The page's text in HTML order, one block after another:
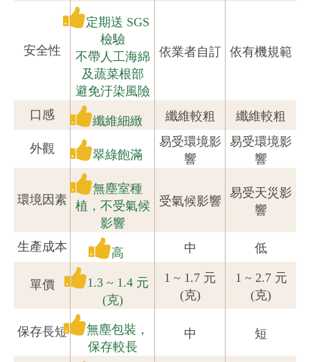
安全性
定期送 SGS
檢驗
不帶人工海綿
及蔬菜根部
避免汙染風險
依業者自訂 依有機規範
口感 纖維細緻 纖維較粗 纖維較粗
外觀 翠綠飽滿
易受環境影
響
易受環境影
響
環境因素
無塵室種
植，不受氣候
影響
受氣候影響
易受天災影
響
生產成本 高 中 低
單價
1.3 ~ 1.4 元
(克)
1 ~ 1.7 元
(克)
1 ~ 2.7 元
(克)
保存長短
無塵包裝，
保存較長
中 短